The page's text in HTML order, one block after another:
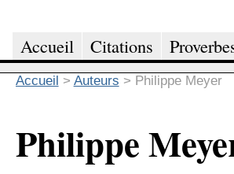
Accueil Citations
Accueil > Auteurs > Philippe Meyer
Philippe